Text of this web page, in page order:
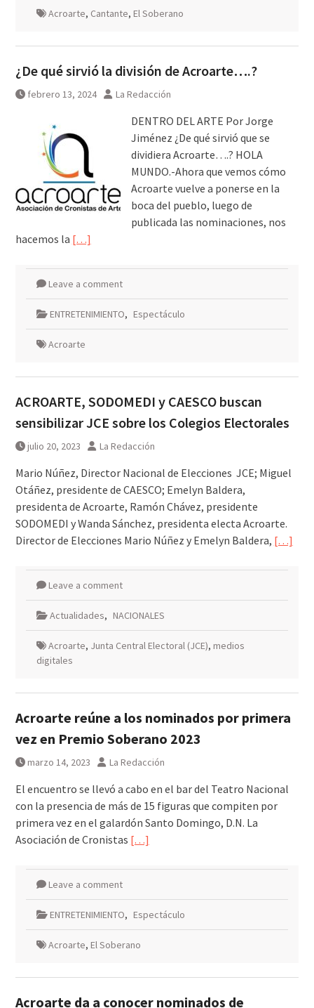
Acroarte, Cantante, El Soberano
¿De qué sirvió la división de Acroarte….?
febrero 13, 2024 La Redacción
DENTRO DEL ARTE Por Jorge
Jiménez ¿De qué sirvió que se
dividiera Acroarte….? HOLA
MUNDO.-Ahora que vemos cómo
Acroarte vuelve a ponerse en la
boca del pueblo, luego de
publicada las nominaciones, nos
hacemos la […]
Leave a comment
ENTRETENIMIENTO, Espectáculo
Acroarte
ACROARTE, SODOMEDI y CAESCO buscan
sensibilizar JCE sobre los Colegios Electorales
julio 20, 2023 La Redacción
Mario Núñez, Director Nacional de Elecciones JCE; Miguel
Otáñez, presidente de CAESCO; Emelyn Baldera,
presidenta de Acroarte, Ramón Chávez, presidente
SODOMEDI y Wanda Sánchez, presidenta electa Acroarte.
Director de Elecciones Mario Núñez y Emelyn Baldera, […]
Leave a comment
Actualidades, NACIONALES
Acroarte, Junta Central Electoral (JCE), medios
digitales
Acroarte reúne a los nominados por primera
vez en Premio Soberano 2023
marzo 14, 2023 La Redacción
El encuentro se llevó a cabo en el bar del Teatro Nacional
con la presencia de más de 15 figuras que compiten por
primera vez en el galardón Santo Domingo, D.N. La
Asociación de Cronistas […]
Leave a comment
ENTRETENIMIENTO, Espectáculo
Acroarte, El Soberano
Acroarte da a conocer nominados de